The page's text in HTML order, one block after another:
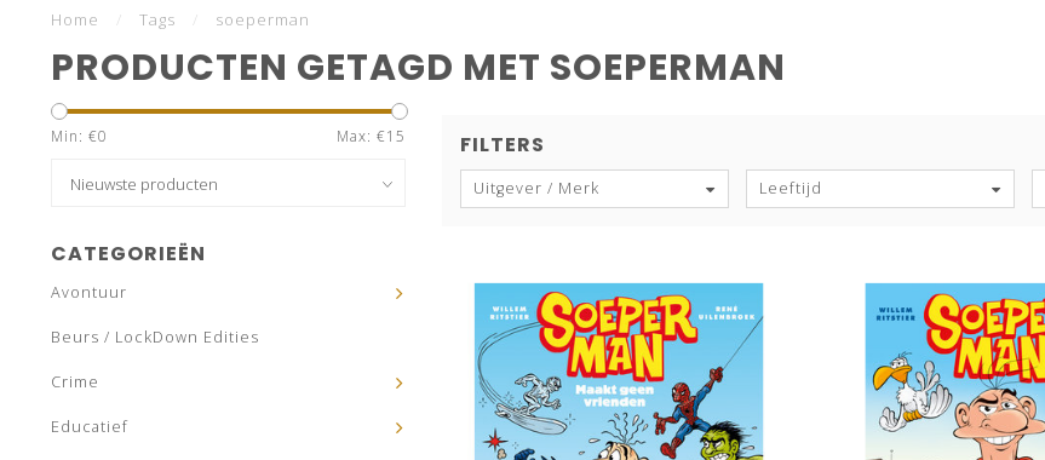
Home Tags soeperman
PRODUCTEN GETAGD MET SOEPERMAN
Min: €0 Max: €15
CATEGORIEËN
Avontuur
Beurs / LockDown Edities
Crime
Educatief
FILTERS
Uitgever / Merk Leeftijd